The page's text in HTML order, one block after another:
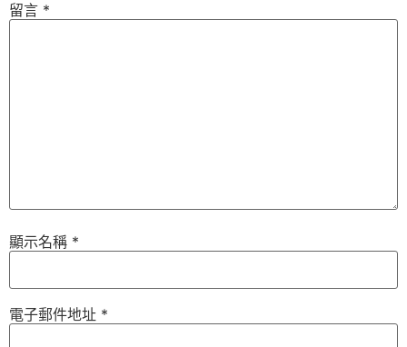
留言 *
顯示名稱 *
電子郵件地址 *